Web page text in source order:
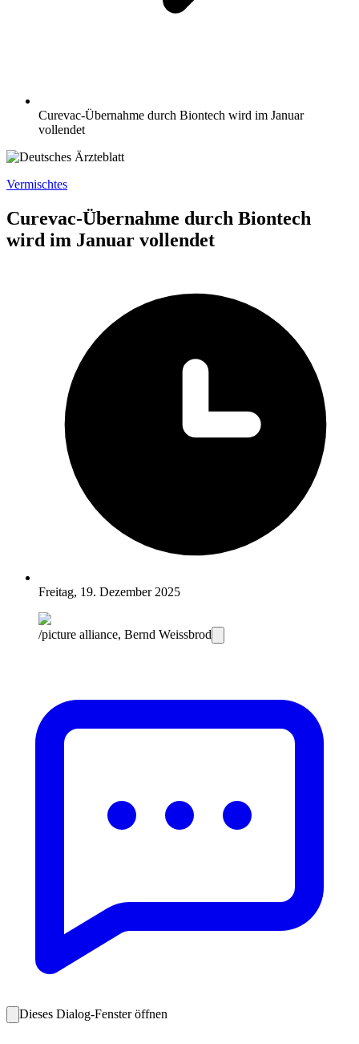
Curevac-Übernahme durch Biontech wird im Januar
vollendet
Vermischtes
Curevac-Übernahme durch Biontech
wird im Januar vollendet
Freitag, 19. Dezember 2025
/picture alliance, Bernd Weissbrod
Dieses Dialog-Fenster öffnen